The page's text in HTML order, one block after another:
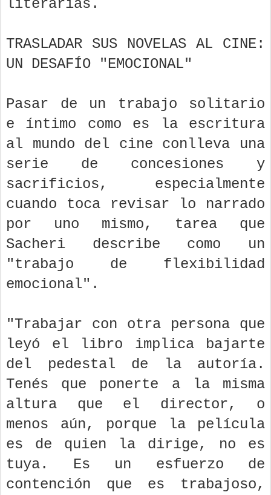
literarias.
TRASLADAR SUS NOVELAS AL CINE:
UN DESAFÍO "EMOCIONAL"
Pasar de un trabajo solitario
e íntimo como es la escritura
al mundo del cine conlleva una
serie de concesiones y
sacrificios, especialmente
cuando toca revisar lo narrado
por uno mismo, tarea que
Sacheri describe como un
"trabajo de flexibilidad
emocional".
"Trabajar con otra persona que
leyó el libro implica bajarte
del pedestal de la autoría.
Tenés que ponerte a la misma
altura que el director, o
menos aún, porque la película
es de quien la dirige, no es
tuya. Es un esfuerzo de
contención que es trabajoso,